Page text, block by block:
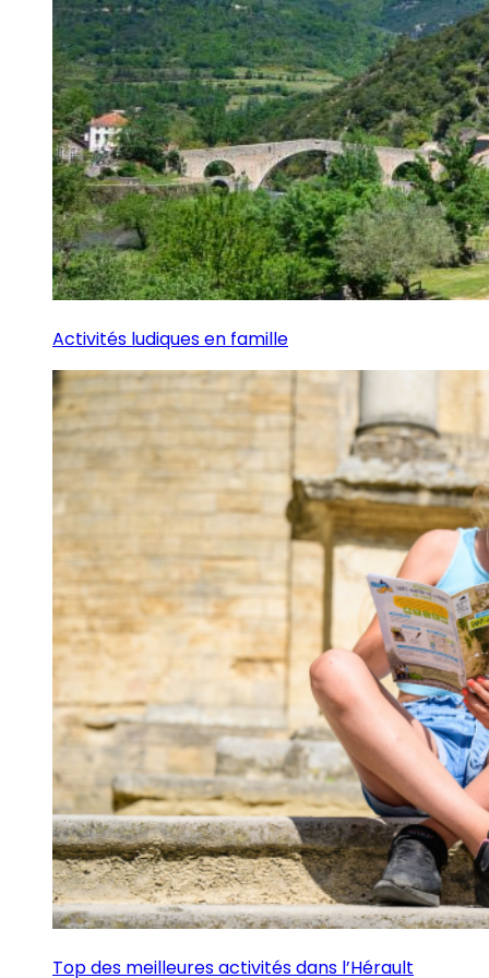
Activités ludiques en famille
Top des meilleures activités dans l’Hérault